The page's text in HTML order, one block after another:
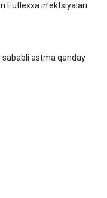
Euflexxa in'ektsiyalari
astma qanday